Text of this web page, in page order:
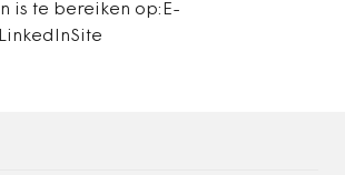
is te bereiken op:E-